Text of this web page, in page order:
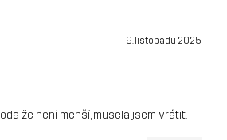
9. listopadu 2025
že není menší, musela jsem vrátit.